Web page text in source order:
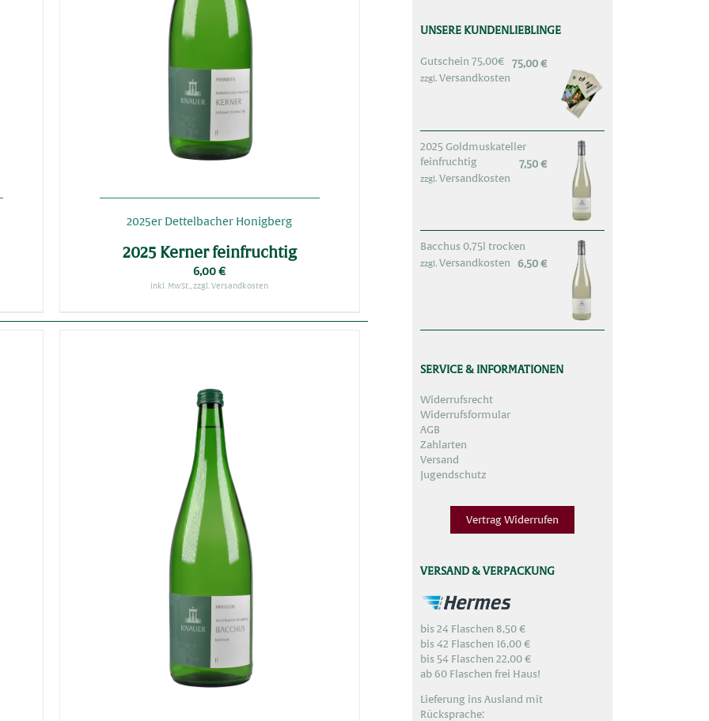
2025er Dettelbacher Honigberg
2025 Kerner feinfruchtig
6,00€
inkl. MwSt., zzgl. Versandkosten
UNSERE KUNDENLIEBLINGE
Gutschein 75,00€ 75,00 €
zzgl. Versandkosten
2025 Goldmuskateller
feinfruchtig
7,50 €
zzgl. Versandkosten
Bacchus 0,75l trocken
6,50 €
zzgl. Versandkosten
SERVICE & INFORMATIONEN
Widerrufsrecht
Widerrufsformular
AGB
Zahlarten
Versand
Jugendschutz
Vertrag Widerrufen
VERSAND & VERPACKUNG
bis 24 Flaschen 8,50 €
bis 42 Flaschen 16,00 €
bis 54 Flaschen 22,00 €
ab 60 Flaschen frei Haus!
Lieferung ins Ausland mit
Rücksprache: